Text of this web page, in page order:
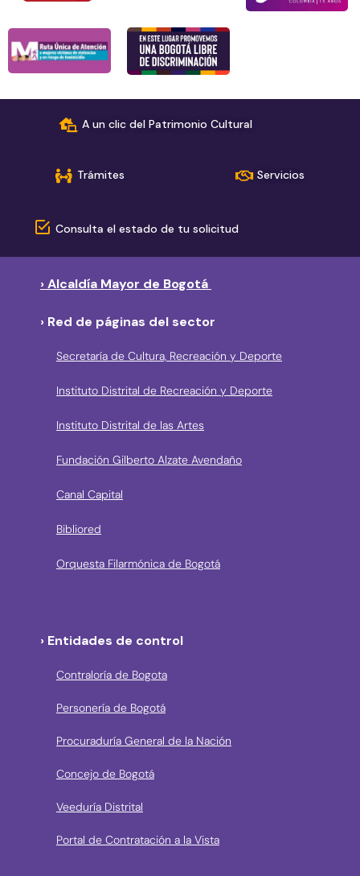
A un clic del Patrimonio Cultural
Trámites Servicios
Consulta el estado de tu solicitud
› Alcaldía Mayor de Bogotá
› Red de páginas del sector
Secretaría de Cultura, Recreación y Deporte
Instituto Distrital de Recreación y Deporte
Instituto Distrital de las Artes
Fundación Gilberto Alzate Avendaño
Canal Capital
Bibliored
Orquesta Filarmónica de Bogotá
› Entidades de control
Contraloría de Bogota
Personería de Bogotá
Procuraduría General de la Nación
Concejo de Bogotá
Veeduría Distrital
Portal de Contratación a la Vista